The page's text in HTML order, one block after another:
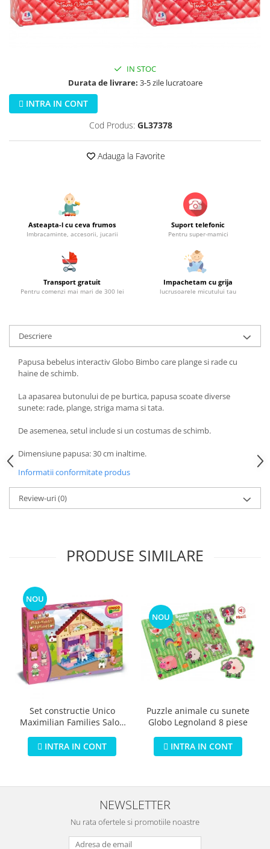
Jucarii si jocuri exterior
Kituri constructie si pictura
Machete auto Diecast
Masini, trenuri, avioane
Masinute Radiocomanda
Papusi si accesorii
Biciclete fara pedale
Role, patine cu rotile
Organizatoare
IN STOC
Durata de livrare: 3-5 zile lucratoare
INTRA IN CONT
Cod Produs: GL37378
Adauga la Favorite
Asteapta-l cu ceva frumos
Imbracaminte, accesorii, jucarii
Suport telefonic
Pentru super-mamici
Transport gratuit
Pentru comenzi mai mari de 300 lei
Impachetam cu grija
lucrusoarele micutului tau
Descriere
Papusa bebelus interactiv Globo Bimbo care plange si rade cu
haine de schimb.
La apasarea butonului de pe burtica, papusa scoate diverse
sunete: rade, plange, striga mama si tata.
De asemenea, setul include si un costumas de schimb.
Dimensiune papusa: 30 cm inaltime.
Informatii conformitate produs
Review-uri(0)
PRODUSE SIMILARE
NOU
Set constructie Unico
Maximilian Families Salon
INTRA IN CONT
NOU
Puzzle animale cu sunete
Globo Legnoland 8 piese
INTRA IN CONT
NEWSLETTER
Nu rata ofertele si promotiile noastre